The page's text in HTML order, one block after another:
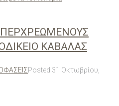
ΚΑΒΑΛΑΣ
Posted 31 Οκτωβρίου,